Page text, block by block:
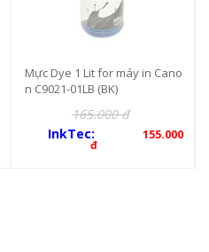
Mực Dye 1 Lit for máy in Cano
n C9021-01LB (BK)
165.000 đ
InkTec:
155.000
đ